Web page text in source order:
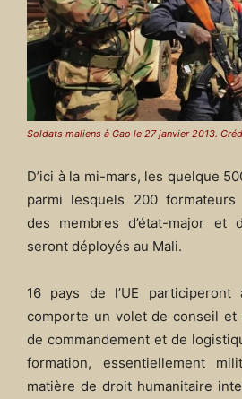
Soldats maliens à Gao le 27 janvier 2013.
D’ici à la mi-mars, les quelque
parmi lesquels 200 formateurs
des membres d’état-major et
seront déployés au Mali.
16 pays de l’UE
comporte un volet de conseil et
de commandement et de
formation, essentiellement
matière de droit humanitaire